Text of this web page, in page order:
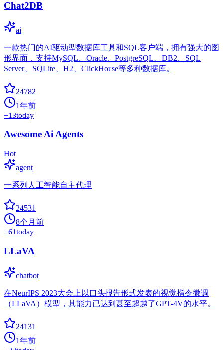
Chat2DB
ai
一款热门的AI驱动型数据库工具和SQL客户端，拥有强大的图
形界面，支持MySQL、Oracle、PostgreSQL、DB2、SQL
Server、SQLite、H2、ClickHouse等多种数据库。
24782
1年前
+13today
Awesome Ai Agents
Hot
agent
一系列人工智能自主代理
24531
8个月前
+61today
LLaVA
chatbot
在NeurIPS 2023大会上以口头报告形式发表的视觉指令微调
（LLaVA）模型，其能力已达到甚至超越了GPT-4V的水平。
24131
1年前